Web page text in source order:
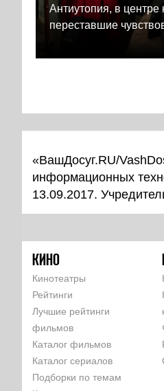
Антиутопия, в
переставшие
«ВашДосуг.RU/
информационных
13.09.2017.
КИНО
Кинотеатры
Рейтинги
Лучшие рейтинги
фильмов
Каталог фильмов
Каталог сериалов
Подборки по темам